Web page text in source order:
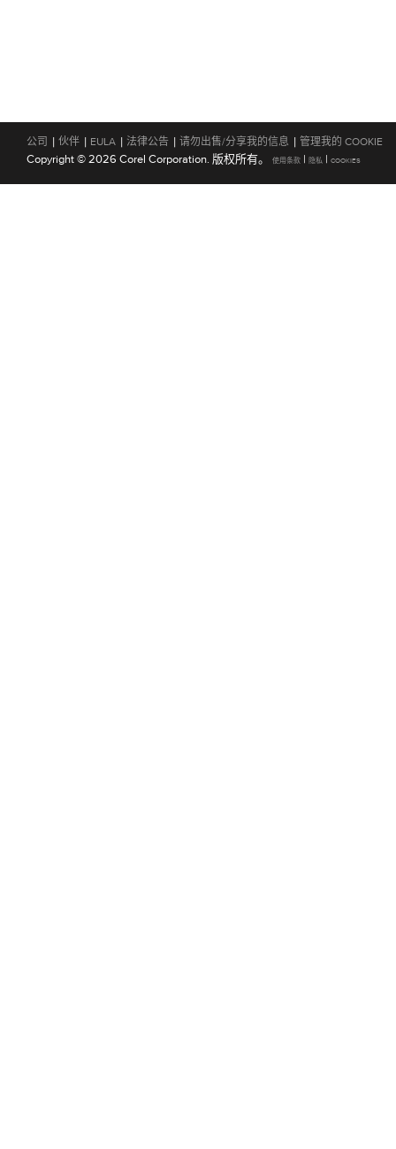
公司 | 伙伴 | EULA | 法律公告 | 请勿出售/分享我的信息 | 管理我的 COOKIE
Copyright © 2026 Corel Corporation. 版权所有。 使用条款 | 隐私 | COOKIES